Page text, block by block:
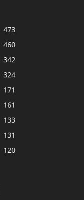
473
460
342
324
171
161
133
131
120